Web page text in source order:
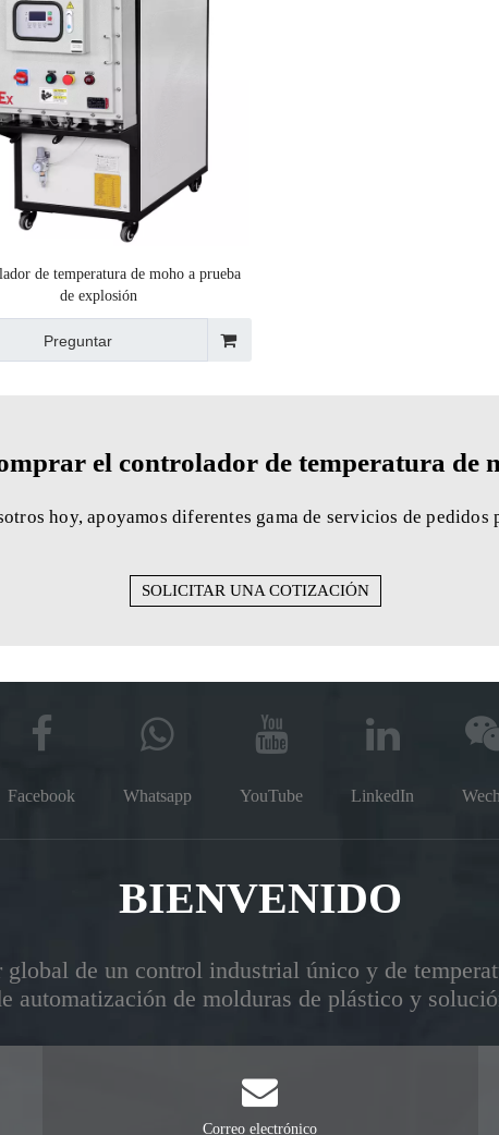
de temperatura de moho a prueba
de explosión
Preguntar
el controlador de temperatura de
hoy, apoyamos diferentes gama de servicios de pedidos
SOLICITAR UNA COTIZACIÓN
Facebook Whatsapp YouTube LinkedIn
BIENVENIDO
global de un control industrial único y de
automatización de molduras de plástico y
Correo electrónico